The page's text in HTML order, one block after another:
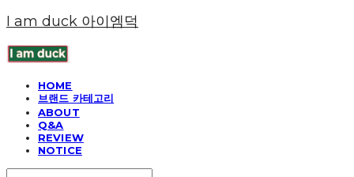
I am duck 아이엠덕
HOME
브랜드 카테고리
ABOUT
Q&A
REVIEW
NOTICE